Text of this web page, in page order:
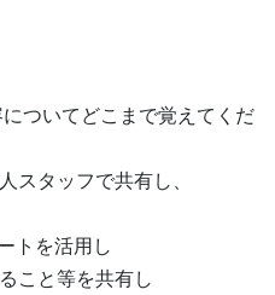
ついてどこまで覚えてくだ
スタッフで共有し、
トを活用し
こと等を共有し